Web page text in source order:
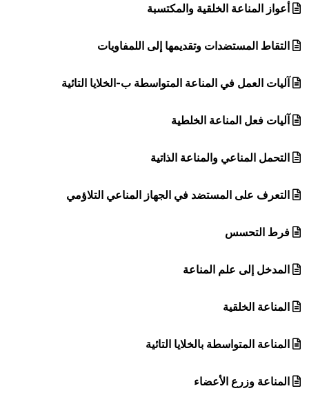
أعواز المناعة الخلقية والمكتسبة
التقاط المستضدات وتقديمها إلى اللمفاويات
آليات العمل في المناعة المتواسطة ب-الخلايا التائية
آليات فعل المناعة الخلطية
التحمل المناعي والمناعة الذاتية
التعرف على المستضد في الجهاز المناعي التلاؤمي
فرط التحسس
المدخل إلى علم المناعة
المناعة الخلقية
المناعة المتواسطة بالخلايا التائية
المناعة وزرع الأعضاء